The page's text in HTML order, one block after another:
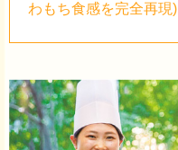
わもち食感を完全再現)